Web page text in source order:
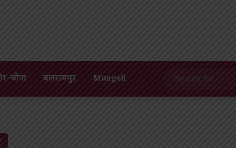
चाँपा बलरामपुर Mungeli